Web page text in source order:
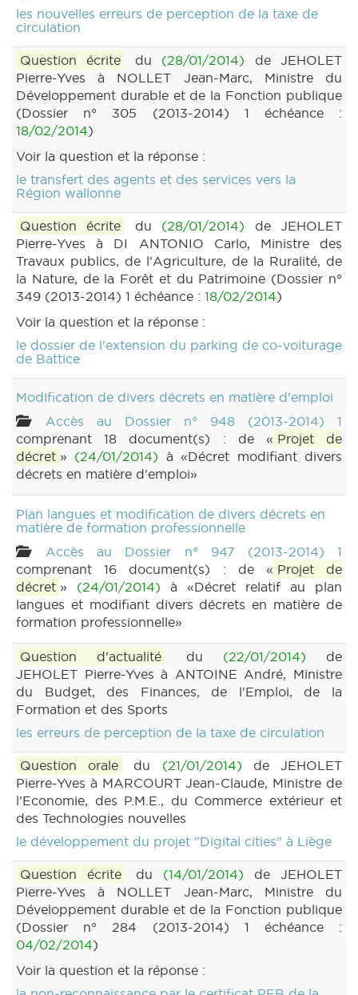
les nouvelles erreurs de perception de la taxe de
circulation
Question écrite du (28/01/2014) de JEHOLET
Pierre-Yves à NOLLET Jean-Marc, Ministre du
Développement durable et de la Fonction publique
(Dossier n° 305 (2013-2014) 1 échéance :
18/02/2014)
Voir la question et la réponse :
le transfert des agents et des services vers la
Région wallonne
Question écrite du (28/01/2014) de JEHOLET
Pierre-Yves à DI ANTONIO Carlo, Ministre des
Travaux publics, de l'Agriculture, de la Ruralité, de
la Nature, de la Forêt et du Patrimoine (Dossier n°
349 (2013-2014) 1 échéance : 18/02/2014)
Voir la question et la réponse :
le dossier de l'extension du parking de co-voiturage
de Battice
Modification de divers décrets en matière d'emploi
Accès au Dossier n° 948 (2013-2014) 1
comprenant 18 document(s) : de « Projet de
décret » (24/01/2014) à «Décret modifiant divers
décrets en matière d'emploi»
Plan langues et modification de divers décrets en
matière de formation professionnelle
Accès au Dossier n° 947 (2013-2014) 1
comprenant 16 document(s) : de « Projet de
décret » (24/01/2014) à «Décret relatif au plan
langues et modifiant divers décrets en matière de
formation professionnelle»
Question d'actualité du (22/01/2014) de
JEHOLET Pierre-Yves à ANTOINE André, Ministre
du Budget, des Finances, de l'Emploi, de la
Formation et des Sports
les erreurs de perception de la taxe de circulation
Question orale du (21/01/2014) de JEHOLET
Pierre-Yves à MARCOURT Jean-Claude, Ministre de
l'Economie, des P.M.E., du Commerce extérieur et
des Technologies nouvelles
le développement du projet "Digital cities" à Liège
Question écrite du (14/01/2014) de JEHOLET
Pierre-Yves à NOLLET Jean-Marc, Ministre du
Développement durable et de la Fonction publique
(Dossier n° 284 (2013-2014) 1 échéance :
04/02/2014)
Voir la question et la réponse :